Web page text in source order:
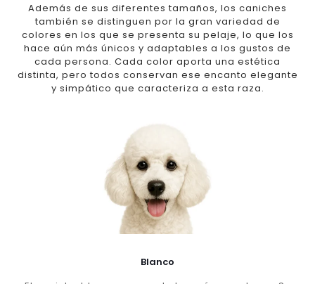
Además de sus diferentes tamaños, los caniches
también se distinguen por la gran variedad de
colores en los que se presenta su pelaje, lo que los
hace aún más únicos y adaptables a los gustos de
cada persona. Cada color aporta una estética
distinta, pero todos conservan ese encanto elegante
y simpático que caracteriza a esta raza.
Blanco